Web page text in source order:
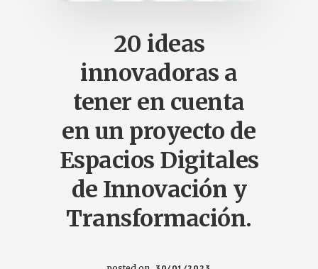
necesidades
educativas.
20 ideas
innovadoras a
tener en cuenta
en un proyecto de
Espacios Digitales
de Innovación y
Transformación.